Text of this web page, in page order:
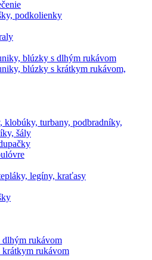
podkolienky
blúzky s dlhým rukávom
blúzky s krátkym rukávom,
klobúky, turbany, podbradníky,
šály
legíny, kraťasy
dlhým rukávom
krátkym rukávom